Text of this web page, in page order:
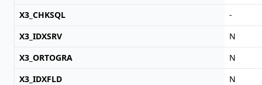
X3_CHKSQL
-
X3_IDXSRV
N
X3_ORTOGRA
N
X3_IDXFLD
N